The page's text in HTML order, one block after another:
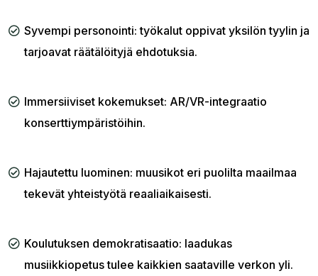
Syvempi personointi: työkalut oppivat yksilön tyylin ja
tarjoavat räätälöityjä ehdotuksia.
Immersiiviset kokemukset: AR/VR-integraatio
konserttiympäristöihin.
Hajautettu luominen: muusikot eri puolilta maailmaa
tekevät yhteistyötä reaaliaikaisesti.
Koulutuksen demokratisaatio: laadukas
musiikkiopetus tulee kaikkien saataville verkon yli.